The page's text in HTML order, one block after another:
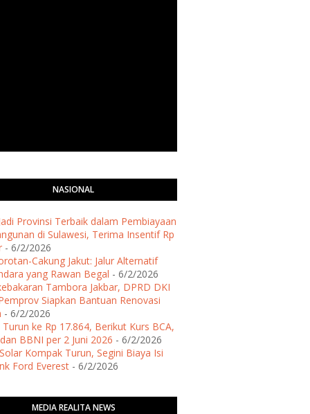
NASIONAL
Provinsi Terbaik dalam Pembiayaan
di Sulawesi, Terima Insentif Rp
- 6/2/2026
Cakung Jakut: Jalur Alternatif
yang Rawan Begal - 6/2/2026
Tambora Jakbar, DPRD DKI
Siapkan Bantuan Renovasi
- 6/2/2026
Turun ke Rp 17.864, Berikut Kurs BCA,
BBNI per 2 Juni 2026 - 6/2/2026
Kompak Turun, Segini Biaya Isi
Ford Everest - 6/2/2026
MEDIA REALITA NEWS